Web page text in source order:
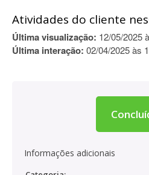
Atividades do cliente
Última visualização: 12/05/2025
Última interação: 02/04/2025 às
Informações adicionais